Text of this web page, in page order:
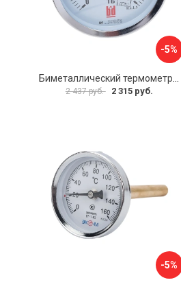
-5%
2 437 руб. 2 315 руб.
-5%